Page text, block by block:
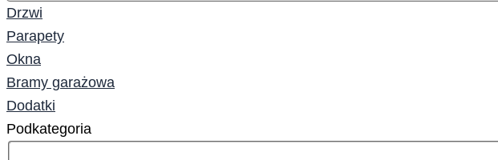
Drzwi
Parapety
Okna
Bramy garażowa
Dodatki
Podkategoria